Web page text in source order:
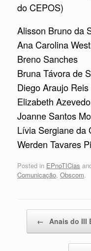
do CEPOS)
Alisson Bruno da
Ana Carolina
Breno Sanches
Bruna Távora de
Diego Araujo Reis
Elizabeth
Joanne Santos
Lívia Sergiane da
Werden Tavares
Posted in EPnoTICias
Comunicação, Obscom.
← Anais do III